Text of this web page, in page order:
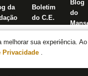
sua experiência.
Privacidade .
da
Boletim
do C.E.
Blog
do